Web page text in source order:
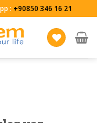
: +90850 346 16 21